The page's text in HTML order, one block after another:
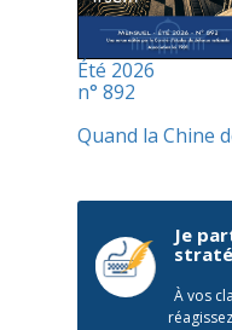
Été 2026
n° 892
Quand la Chine
Je
À vos